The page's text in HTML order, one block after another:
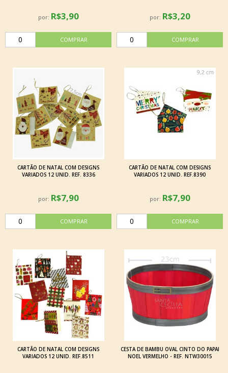
por: R$3,90 por: R$3,20
CARTÃO DE NATAL COM DESIGNS
VARIADOS 12 UNID. REF. 8336
por: R$7,90
CARTÃO DE NATAL COM DESIGNS
VARIADOS 12 UNID. REF.8390
por: R$7,90
CARTÃO DE NATAL COM DESIGNS
VARIADOS 12 UNID. REF.8511
CESTA DE BAMBU OVAL CINTO DO PAPAI
NOEL VERMELHO - REF. NTW30015